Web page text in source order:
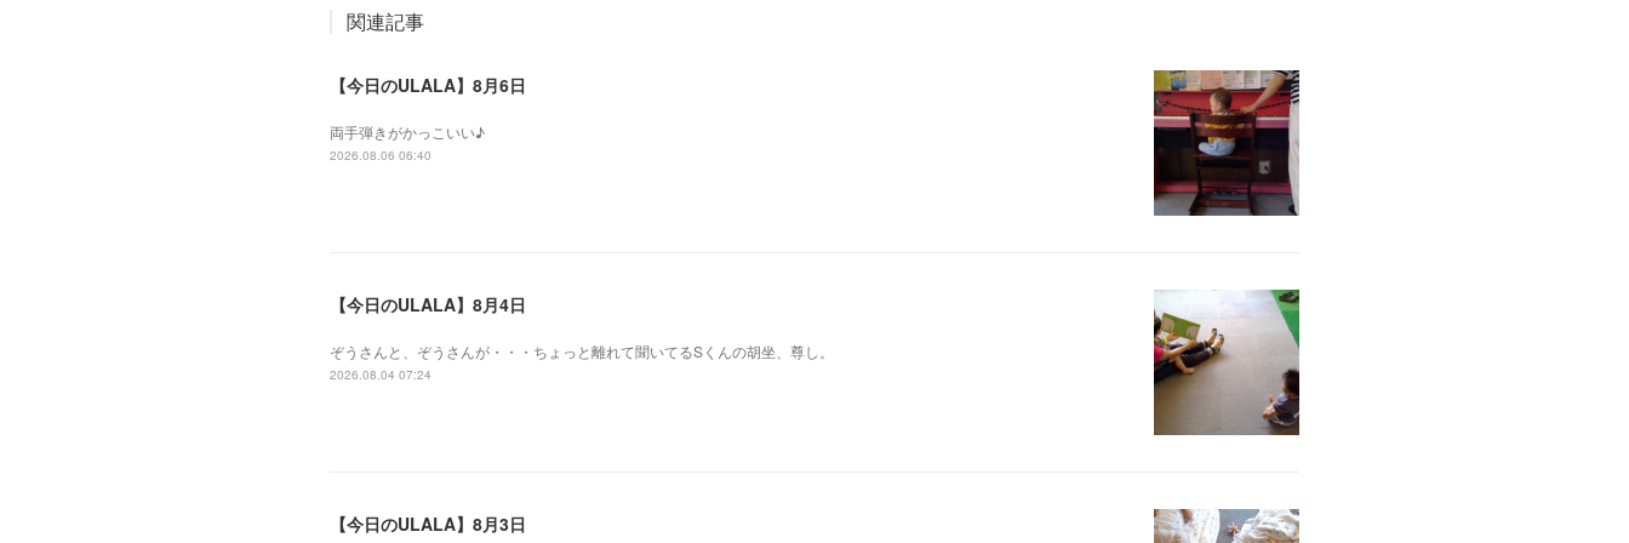
関連記事
【今日のULALA】8月6日
両手弾きがかっこいい♪
2026.08.06 06:40
【今日のULALA】8月4日
ぞうさんと、ぞうさんが・・・ちょっと離れて聞いてるSくんの胡坐、尊し。
2026.08.04 07:24
【今日のULALA】8月3日